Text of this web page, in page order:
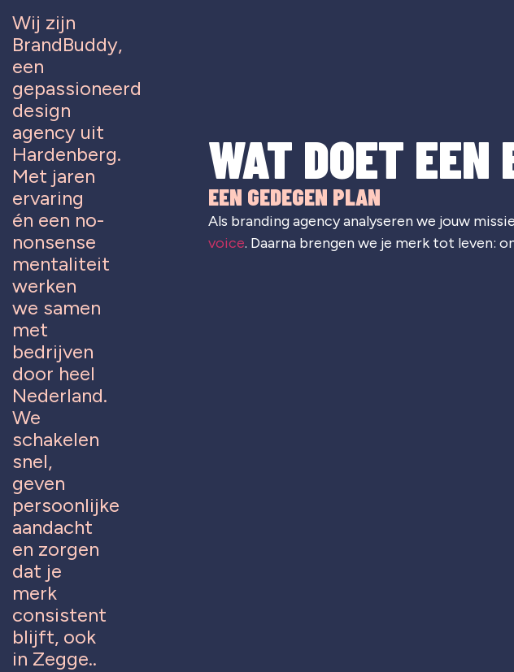
Wij zijn
BrandBuddy,
een
gepassioneerd
design
agency uit
Hardenberg.
Met jaren
ervaring
én een no-
nonsense
mentaliteit
werken
we samen
met
bedrijven
door heel
Nederland.
We
schakelen
snel,
geven
persoonlijke
aandacht
en zorgen
dat je
merk
consistent
blijft, ook
in Zegge..
WAT DOET EEN
EEN GEDEGEN PLAN
Als branding agency analyseren we jouw
voice. Daarna brengen we je merk tot leven: